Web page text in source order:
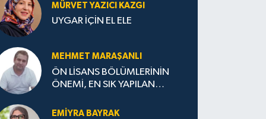
MÜRVET YAZICI KAZGI
UYGAR İÇİN EL ELE
MEHMET MARAŞANLI
ÖN LİSANS BÖLÜMLERİNİN
ÖNEMİ, EN SIK YAPILAN
STRATEJİLERİ
EMIYRA BAYRAK